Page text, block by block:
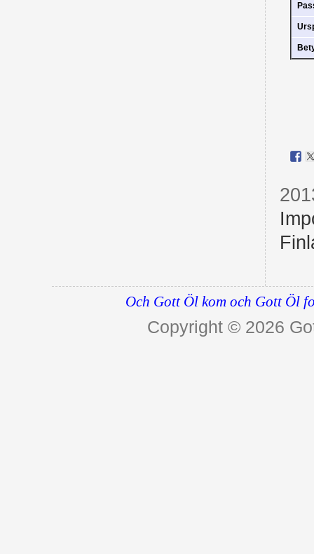
Och Gott Öl kom och Gott Öl
Copyright © 2026